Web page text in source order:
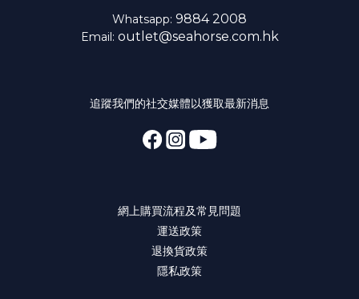
Whatsapp: 9884 2008
Email: outlet@seahorse.com.hk
追蹤我們的社交媒體以獲取最新消息
網上購買流程及常見問題
運送政策
退換貨政策
隱私政策